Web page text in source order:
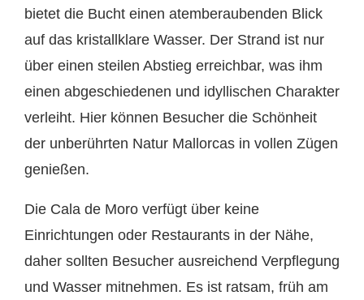
bietet die Bucht einen atemberaubenden Blick
auf das kristallklare Wasser. Der Strand ist nur
über einen steilen Abstieg erreichbar, was ihm
einen abgeschiedenen und idyllischen Charakter
verleiht. Hier können Besucher die Schönheit
der unberührten Natur Mallorcas in vollen Zügen
genießen.
Die Cala de Moro verfügt über keine
Einrichtungen oder Restaurants in der Nähe,
daher sollten Besucher ausreichend Verpflegung
und Wasser mitnehmen. Es ist ratsam, früh am